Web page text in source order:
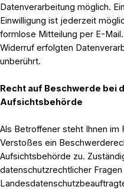
Datenverarbeitung möglich.
Einwilligung ist jederzeit
formlose Mitteilung per E-
Widerruf erfolgten
unberührt.
Recht auf Beschwerde bei
Aufsichtsbehörde
Als Betroffener steht Ihnen im
Verstoßes ein
Aufsichtsbehörde zu.
datenschutzrechtlicher